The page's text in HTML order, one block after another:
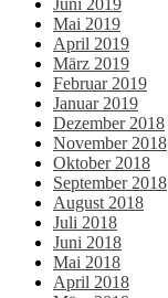
Juni 2019
Mai 2019
April 2019
März 2019
Februar 2019
Januar 2019
Dezember 2018
November 2018
Oktober 2018
September 2018
August 2018
Juli 2018
Juni 2018
Mai 2018
April 2018